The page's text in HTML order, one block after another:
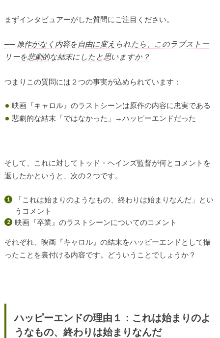
まずインタビュアーがした質問にご注目ください。
── 原作がなく内容を自由に変えられたら、このラブストー
リーを悲劇的な結末にしたと思いますか？
つまりこの質問には２つの事実が込められています：
映画『キャロル』のラストシーンは原作の内容に忠実である
悲劇的な結末「ではなかった」→ハッピーエンドだった
そして、これに対してトッド・ヘインズ監督が何とコメントを
返したかというと、次の２つです。
「これは始まりのようなもの、終わりは始まりなんだ」とい
うコメント
映画『卒業』のラストシーンについてのコメント
それぞれ、映画『キャロル』の結末をハッピーエンドとして撮
ったことを裏付ける内容です。どういうことでしょうか？
ハッピーエンドの理由１：これは始まりのよ
うなもの、終わりは始まりなんだ